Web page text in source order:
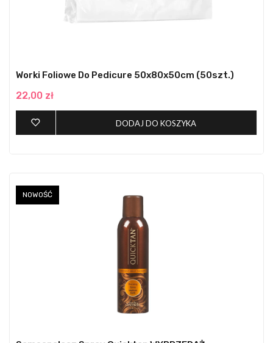
Worki Foliowe Do Pedicure 50x80x50cm (50szt.)
22,00 zł
DODAJ DO KOSZYKA
NOWOŚĆ